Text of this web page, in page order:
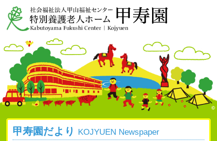
甲寿園だより KOJYUEN Newspaper